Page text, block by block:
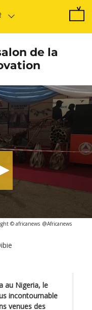
de la
© africanews @Africanews
au Nigeria, le
incontournable
venues des